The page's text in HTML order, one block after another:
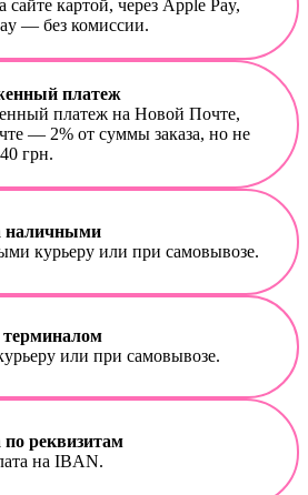
сайте картой, через Apple Pay,
— без комиссии.
платеж
платеж на Новой Почте,
— 2% от суммы заказа, но не
грн.
наличными
курьеру или при самовывозе.
или при самовывозе.
реквизитам
на IBAN.